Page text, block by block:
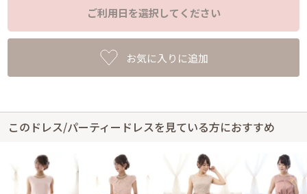
ご利用日を選択してください
お気に入りに追加
このドレス/パーティードレスを見ている方におすすめ